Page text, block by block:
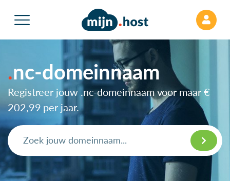
nc-domeinnaam
Registreer jouw .nc-domeinnaam voor maar €
202,99 per jaar.